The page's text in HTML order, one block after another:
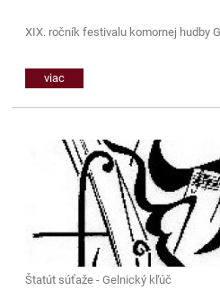
XIX. ročník festivalu komornej hudby
viac
Štatút súťaže - Gelnický kľúč